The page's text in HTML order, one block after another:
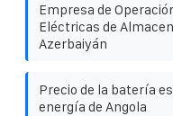
Empresa de
Eléctricas de
Azerbaiyán
Precio de la batería
energía de Angola